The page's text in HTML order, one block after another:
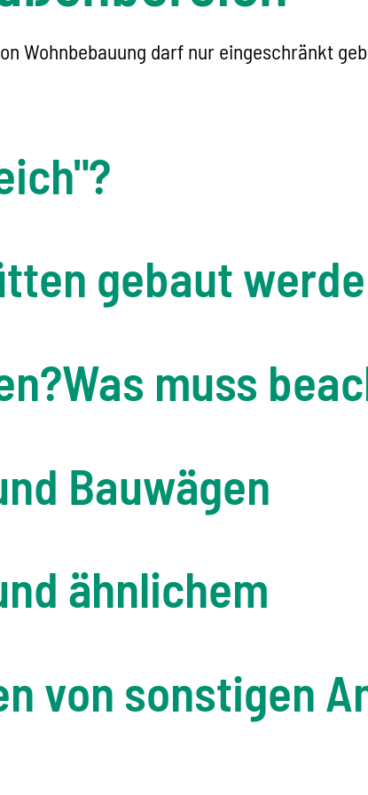
Wohnbebauung darf nur eingeschränkt
gebaut
Was muss
Bauwägen
ähnlichem
von sonstigen